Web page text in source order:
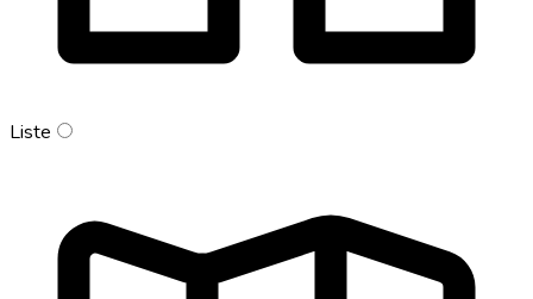
Liste